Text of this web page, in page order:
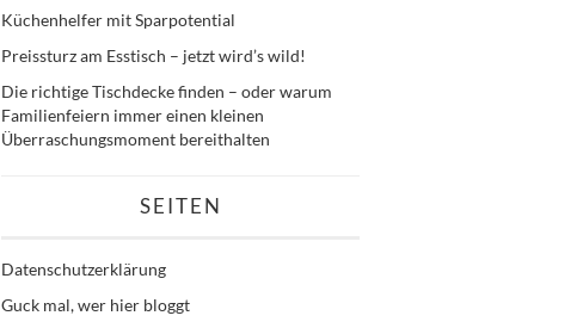
Küchenhelfer mit Sparpotential
Preissturz am Esstisch – jetzt wird’s wild!
Die richtige Tischdecke finden – oder warum
Familienfeiern immer einen kleinen
Überraschungsmoment bereithalten
SEITEN
Datenschutzerklärung
Guck mal, wer hier bloggt